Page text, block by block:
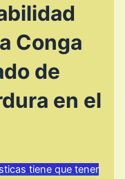
Conga
de
en el
tiene que tener